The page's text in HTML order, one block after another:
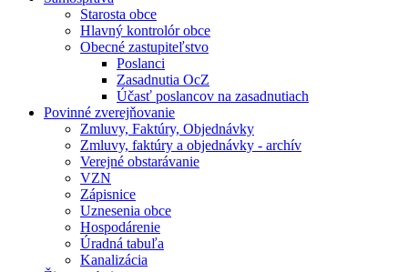
Starosta obce
Hlavný kontrolór obce
Obecné zastupiteľstvo
Poslanci
Zasadnutia OcZ
Účasť poslancov na zasadnutiach
Povinné zverejňovanie
Zmluvy, Faktúry, Objednávky
Zmluvy, faktúry a objednávky - archív
Verejné obstarávanie
VZN
Zápisnice
Uznesenia obce
Hospodárenie
Úradná tabuľa
Kanalizácia